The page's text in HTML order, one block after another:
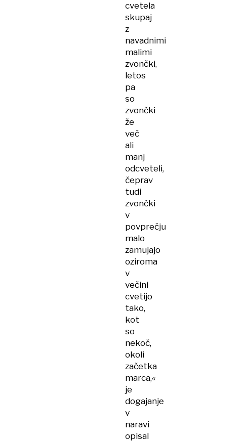
cvetela
skupaj
z
navadnimi
malimi
zvončki,
letos
pa
so
zvončki
že
več
ali
manj
odcveteli,
čeprav
tudi
zvončki
v
povprečju
malo
zamujajo
oziroma
v
večini
cvetijo
tako,
kot
so
nekoč,
okoli
začetka
marca,«
je
dogajanje
v
naravi
opisal